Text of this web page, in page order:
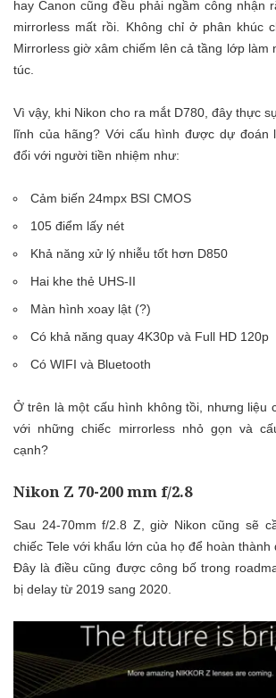
hay Canon cũng đều phải ngầm công nhận
mirrorless mất rồi. Không chỉ ở phân khúc
Mirrorless giờ xâm chiếm lên cả tầng lớp làm
túc.
Vì vậy, khi Nikon cho ra mắt D780, đây thực
lĩnh của hãng? Với cấu hình được dự đoán
đổi với người tiền nhiệm như:
Cảm biến 24mpx BSI CMOS
105 điểm lấy nét
Khả năng xử lý nhiễu tốt hơn D850
Hai khe thẻ UHS-II
Màn hình xoay lật (?)
Có khả năng quay 4K30p và Full HD 120p
Có WIFI và Bluetooth
Ở trên là một cấu hình không tồi, nhưng liệu
với những chiếc mirrorless nhỏ gọn và
cạnh?
Nikon Z 70-200 mm f/2.8
Sau 24-70mm f/2.8 Z, giờ Nikon cũng sẽ
chiếc Tele với khẩu lớn của họ để hoàn thành
Đây là điều cũng được công bố trong
bị delay từ 2019 sang 2020.